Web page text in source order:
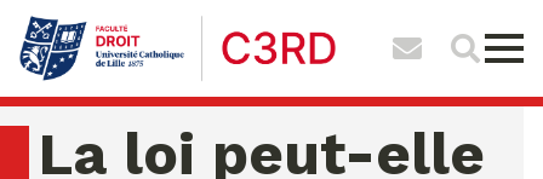
La loi peut-elle